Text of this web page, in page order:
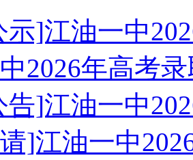
示]江油一中
2026年高考
告]江油一中
]江油一中